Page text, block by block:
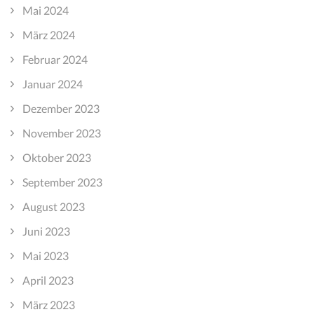
Mai 2024
März 2024
Februar 2024
Januar 2024
Dezember 2023
November 2023
Oktober 2023
September 2023
August 2023
Juni 2023
Mai 2023
April 2023
März 2023